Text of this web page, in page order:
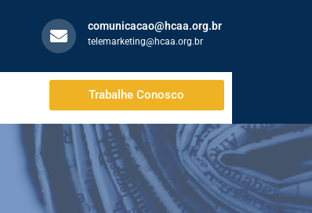
comunicacao@hcaa.org.br
telemarketing@hcaa.org.br
Trabalhe Conosco